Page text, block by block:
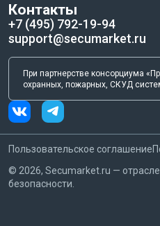
Контакты
+7 (495) 792-19-94
support@secumarket.ru
При партнерстве консорциума
охранных, пожарных, СКУД
Пользовательское соглашение
© 2026, Secumarket.ru —
безопасности.